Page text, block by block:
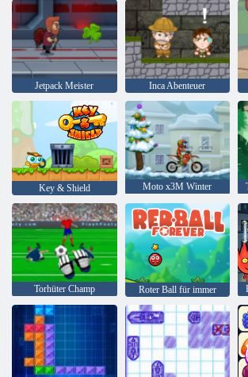
Jetpack Meister Inca Abenteuer
Key & Shield Moto x3M Winter
Torhüter Champ Roter Ball für immer